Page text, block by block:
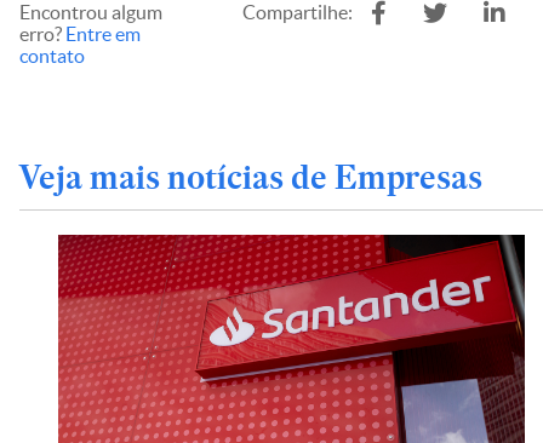
Encontrou algum
erro? Entre em
contato
Compartilhe:
Veja mais notícias de Empresas